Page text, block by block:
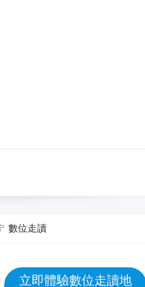
數位走讀
立即體驗數位走讀地